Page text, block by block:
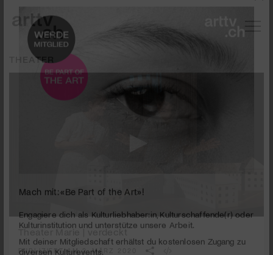
THEATER
seconds
Theater Marie | verdeckt
PUBLIZIERT AM 2. MÄRZ 2020
Mach mit: «Be Part of the Art»!
Kulturinstitution und unterstütze unsere Arbeit.